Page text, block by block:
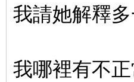
我請她解釋
我哪裡有不